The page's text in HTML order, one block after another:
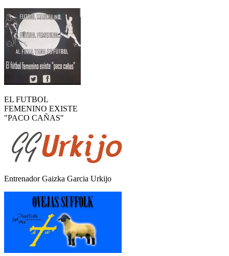
EL FUTBOL
FEMENINO EXISTE
"PACO CAÑAS"
Entrenador Gaizka Garcia Urkijo